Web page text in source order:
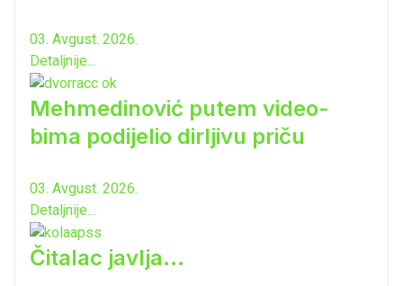
03. Avgust. 2026.
Detaljnije...
Mehmedinović putem video-
bima podijelio dirljivu priču
03. Avgust. 2026.
Detaljnije...
Čitalac javlja...